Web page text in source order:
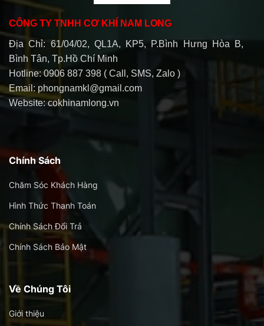
CÔNG TY TNHH CƠ KHÍ NAM LONG
Địa Chỉ: 61/04/02, QL1A, KP5, P.Bình Hưng Hòa B,
Bình Tân, Tp.Hồ Chí Minh
Hotline: 0906 887 398 ( Call, SMS, Zalo )
Email: phongnamkl@gmail.com
Website: cokhinamlong.vn
Chính Sách
Chăm Sóc Khách Hàng
Hình Thức Thanh Toán
Chính Sách Đổi Trả
Chính Sách Bảo Mật
Về Chúng Tôi
Giới thiệu